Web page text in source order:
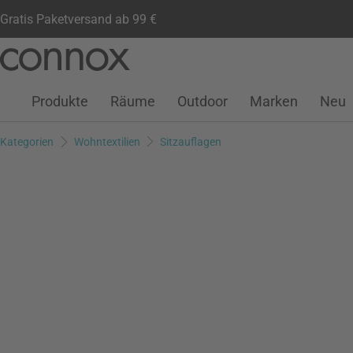
Gratis Paketversand ab 99 €
Seiteninhalt
Suchfeld
Kundenkonto
Wunschliste
Warenkorb
Produkte Räume Outdoor Marken Neu
Kategorien Wohntextilien Sitzauflagen